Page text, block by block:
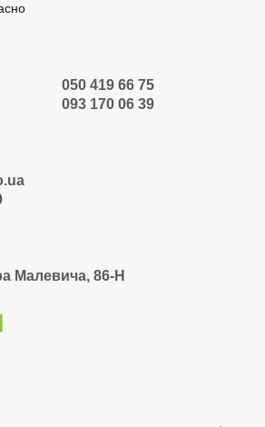
050 419 66 75
093 170 06 39
Малевича, 86-Н